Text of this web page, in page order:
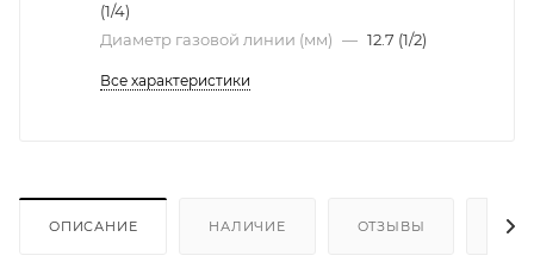
(1/4)
Диаметр газовой линии (мм) — 12.7 (1/2)
Все характеристики
ОПИСАНИЕ НАЛИЧИЕ ОТЗЫВЫ